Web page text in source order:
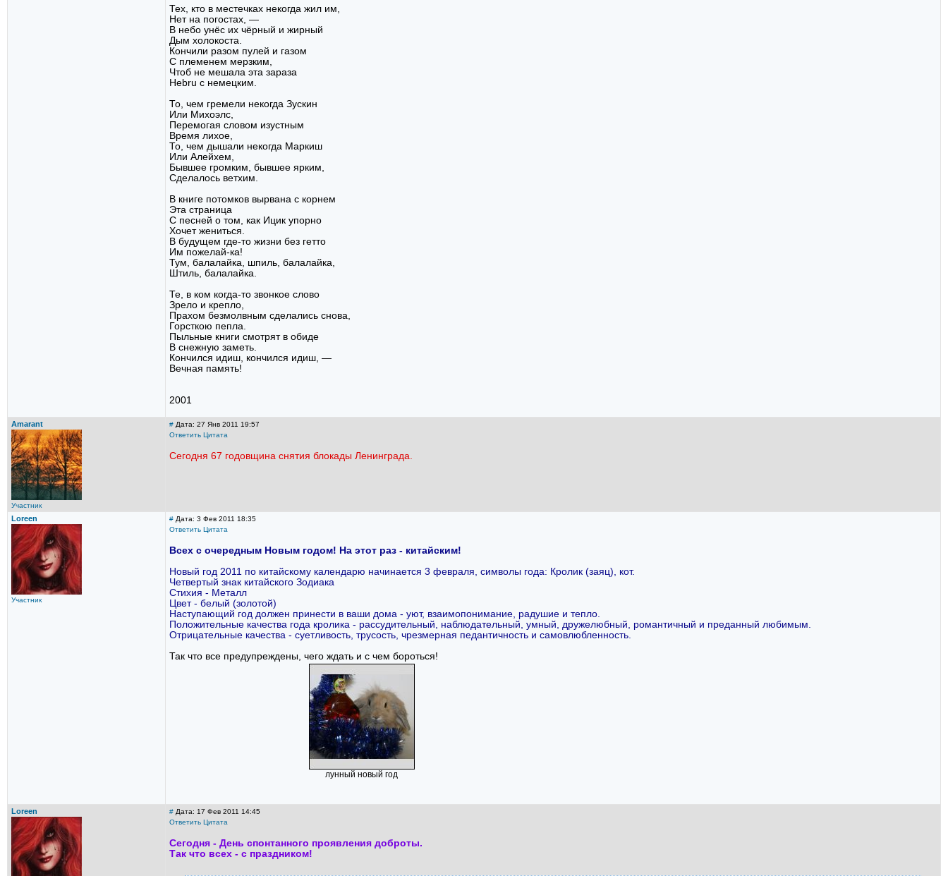
Тех, кто в местечках некогда жил им,
Нет на погостах, —
В небо унёс их чёрный и жирный
Дым холокоста.
Кончили разом пулей и газом
С племенем мерзким,
Чтоб не мешала эта зараза
Hebru с немецким.
То, чем гремели некогда Зускин
Или Михоэлс,
Перемогая словом изустным
Время лихое,
То, чем дышали некогда Маркиш
Или Алейхем,
Бывшее громким, бывшее ярким,
Сделалось ветхим.
В книге потомков вырвана с корнем
Эта страница
С песней о том, как Ицик упорно
Хочет жениться.
В будущем где-то жизни без гетто
Им пожелай-ка!
Тум, балалайка, шпиль, балалайка,
Штиль, балалайка.
Те, в ком когда-то звонкое слово
Зрело и крепло,
Прахом безмолвным сделались снова,
Горсткою пепла.
Пыльные книги смотрят в обиде
В снежную заметь.
Кончился идиш, кончился идиш, —
Вечная память!
2001
Amarant
Участник
# Дата: 27 Янв 2011 19:57
Ответить Цитата
Сегодня 67 годовщина снятия блокады Ленинграда.
Loreen
Участник
# Дата: 3 Фев 2011 18:35
Ответить Цитата
Всех с очередным Новым годом! На этот раз - китайским!
Новый год 2011 по китайскому календарю начинается 3 февраля, символы года: Кролик (заяц), кот.
Четвертый знак китайского Зодиака
Стихия - Металл
Цвет - белый (золотой)
Наступающий год должен принести в ваши дома - уют, взаимопонимание, радушие и тепло.
Положительные качества года кролика - рассудительный, наблюдательный, умный, дружелюбный, романтичный и преданный любимым.
Отрицательные качества - суетливость, трусость, чрезмерная педантичность и самовлюбленность.
Так что все предупреждены, чего ждать и с чем бороться!
лунный новый год
Loreen # Дата: 17 Фев 2011 14:45
Ответить Цитата
Сегодня - День спонтанного проявления доброты.
Так что всех - с праздником!